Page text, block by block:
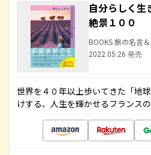
自分らしく生
絶景１００
BOOKS 旅の名言
2022.05.26 発売
世界を４０年以上歩いてきた「地
けする、人生を輝かせるフランス